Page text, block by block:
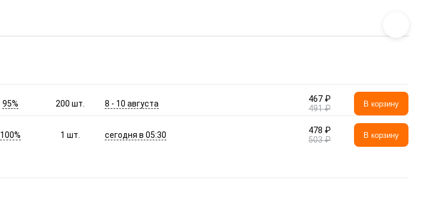
95% 200шт. 8 - 10 августа
467 ₽
491 ₽
В корзину
100% 1шт. сегодня в 05:30
478 ₽
503 ₽
В корзину